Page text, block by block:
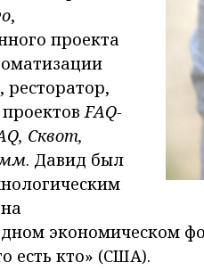
,
проекта
ресторатор,
FAQ-
Сквот,
. Давид был
экономическом
есть кто» (США).